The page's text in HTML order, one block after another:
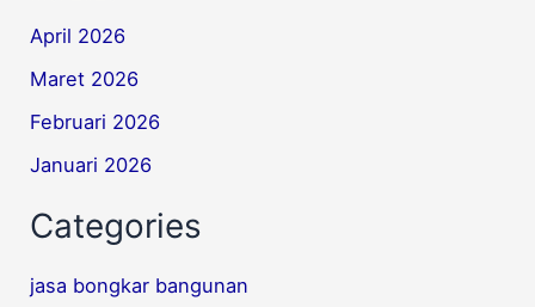
April 2026
Maret 2026
Februari 2026
Januari 2026
Categories
jasa bongkar bangunan